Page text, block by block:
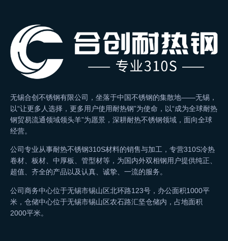
无锡合创不锈钢有限公司，坐落于中国不锈钢的集散地——无锡，
以“让更多人选择，更多用户使用耐热钢”为使命，以“成为全球耐热
钢贸易流通领域领头羊”为愿景，深耕耐热不锈钢领域，面向全球
经营。
公司专业从事耐热不锈钢310S材料的销售与加工，专营310S冷热
卷材、板材、中厚板、管型材等，为国内外双相钢用户提供纯正、
超值、齐全的产品以及认真、诚挚、一流的服务。
公司商务中心位于无锡市锡山区北环路123号，办公面积1000平
米，仓储中心位于无锡市锡山区农石路汇坚仓储内，占地面积
2000平米。